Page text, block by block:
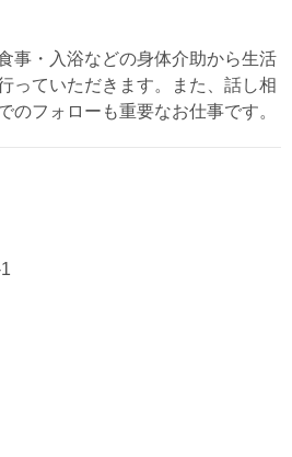
事・入浴などの身体介助から生活
っていただきます。また、話し相
のフォローも重要なお仕事です。